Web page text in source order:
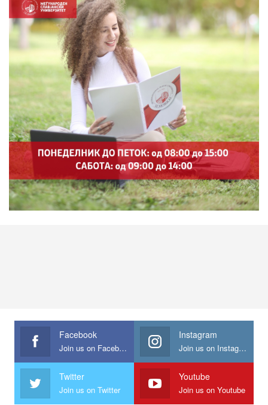
Facebook
Join us on Facebook
Instagram
Join us on Instagram
Twitter
Join us on Twitter
Youtube
Join us on Youtube